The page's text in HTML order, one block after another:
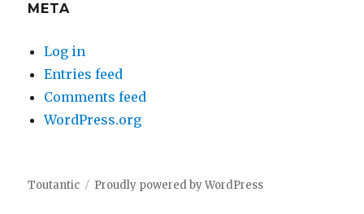
META
Log in
Entries feed
Comments feed
WordPress.org
Toutantic Proudly powered by WordPress